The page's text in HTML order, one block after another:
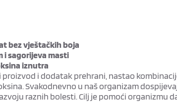
bez vještačkih boja
i sagorijeva masti
iznutra
i dodatak prehrani, nastao
Svakodnevno u naš organizam
raznih bolesti. Cilj je pomoći organizmu